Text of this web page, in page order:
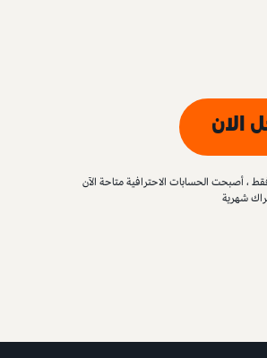
الان
، أصبحت الحسابات الاحترافية متاحة الآن
شهرية